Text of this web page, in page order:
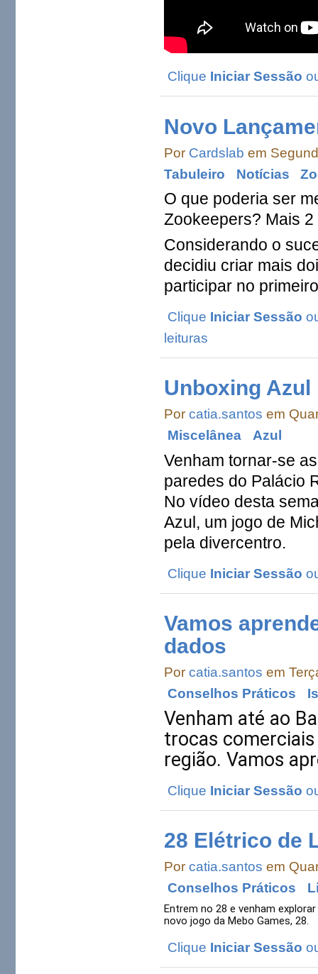
Clique Iniciar Sessão
Novo
Por Cardslab em
Tabuleiro
Notícias
O que poderia ser
Zookeepers? Mais
Considerando o
decidiu criar mais
participar no
Clique Iniciar Sessão
leituras
Unboxing Azul
Porcatia.santos em
Miscelânea
Azul
Venham tornar-se
paredes do Palácio
No vídeo desta
Azul, um jogo de
pela divercentro.
Clique Iniciar Sessão
Vamos
dados
Porcatia.santos em
Conselhos Práticos
Venham até ao
trocas
região. Vamos
Clique Iniciar Sessão
28 Elétrico de
Porcatia.santos em
Conselhos Práticos
Entrem no 28 e venham
novo jogo da Mebo Games, 28.
Clique Iniciar Sessão